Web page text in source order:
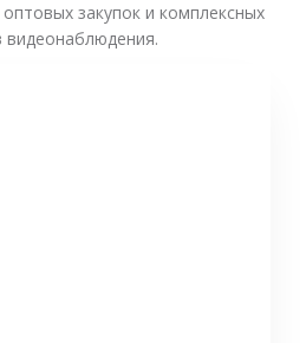
закупок и комплексных
видеонаблюдения.